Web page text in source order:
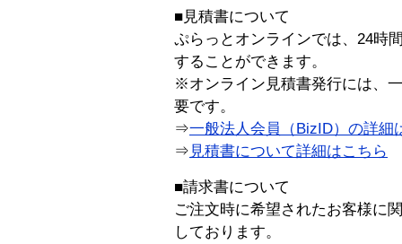
■見積書について
ぷらっとオンラインでは、24時
することができます。
※オンライン見積書発行には、
要です。
⇒一般法人会員（BizID）の詳細
⇒ 見積書について詳細はこちら
■請求書について
ご注文時に希望されたお客様に
しております。